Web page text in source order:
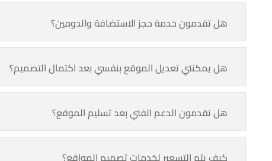
هل تقدمون خدمة حجز الاستضافة والدومين؟
هل يمكنني تعديل الموقع بنفسي بعد اكتمال التصميم؟
هل تقدمون الدعم الفني بعد تسليم الموقع؟
كيف يتم التسعير لخدمات تصميم المواقع؟